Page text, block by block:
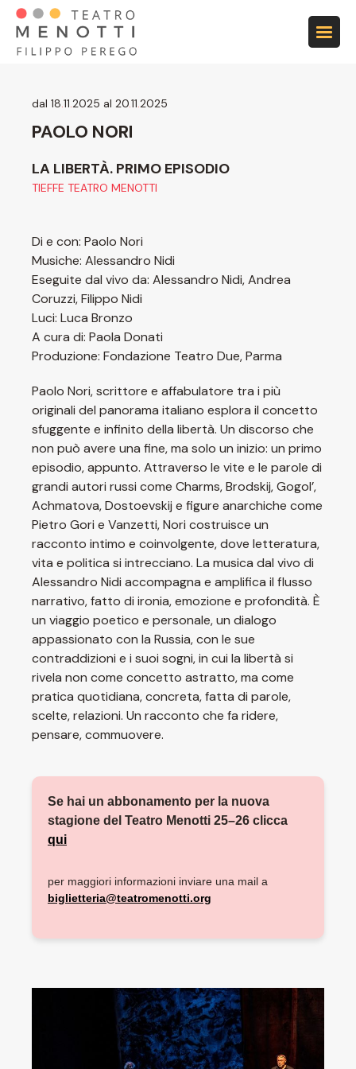
dal 18.11.2025 al 20.11.2025
PAOLO NORI
LA LIBERTÀ. PRIMO EPISODIO
TIEFFE TEATRO MENOTTI
Di e con: Paolo Nori
Musiche: Alessandro Nidi
Eseguite dal vivo da: Alessandro Nidi, Andrea
Coruzzi, Filippo Nidi
Luci: Luca Bronzo
A cura di: Paola Donati
Produzione: Fondazione Teatro Due, Parma
Paolo Nori, scrittore e affabulatore tra i più
originali del panorama italiano esplora il concetto
sfuggente e infinito della libertà. Un discorso che
non può avere una fine, ma solo un inizio: un primo
episodio, appunto. Attraverso le vite e le parole di
grandi autori russi come Charms, Brodskij, Gogol’,
Achmatova, Dostoevskij e figure anarchiche come
Pietro Gori e Vanzetti, Nori costruisce un
racconto intimo e coinvolgente, dove letteratura,
vita e politica si intrecciano. La musica dal vivo di
Alessandro Nidi accompagna e amplifica il flusso
narrativo, fatto di ironia, emozione e profondità. È
un viaggio poetico e personale, un dialogo
appassionato con la Russia, con le sue
contraddizioni e i suoi sogni, in cui la libertà si
rivela non come concetto astratto, ma come
pratica quotidiana, concreta, fatta di parole,
scelte, relazioni. Un racconto che fa ridere,
pensare, commuovere.
Se hai un abbonamento per la nuova
stagione del Teatro Menotti 25–26 clicca
qui
per maggiori informazioni inviare una mail a
biglietteria@teatromenotti.org